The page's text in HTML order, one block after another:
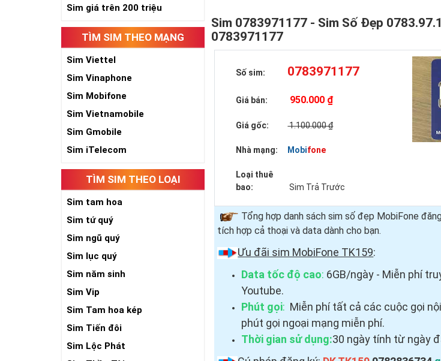
Sim giá trên 200 triệu
TÌM SIM THEO MẠNG
Sim Viettel
Sim Vinaphone
Sim Mobifone
Sim Vietnamobile
Sim Gmobile
Sim iTelecom
TÌM SIM THEO LOẠI
Sim tam hoa
Sim tứ quý
Sim ngũ quý
Sim lục quý
Sim năm sinh
Sim Vip
Sim Tam hoa kép
Sim Tiến đôi
Sim Lộc Phát
Sim 0783971177 - Sim Số Đẹp
0783971177
Số sim: 0783971177
Giá bán: 950.000 ₫
Giá gốc: 1.100.000 ₫
Nhà mạng: Mobifone
Loại thuê
bao:
Sim Trả Trước
Tổng hợp danh sách sim số đẹp MobiFone
tích hợp cả thoại và data dành cho bạn.
Ưu đãi sim MobiFone TK159:
Data tốc độ cao: 6GB/ngày - Miễn phí
Youtube.
Phút gọi: Miễn phí tất cả các cuộc gọi
phút gọi ngoại mạng miễn phí.
Thời gian sử dụng:30 ngày tính từ ngày